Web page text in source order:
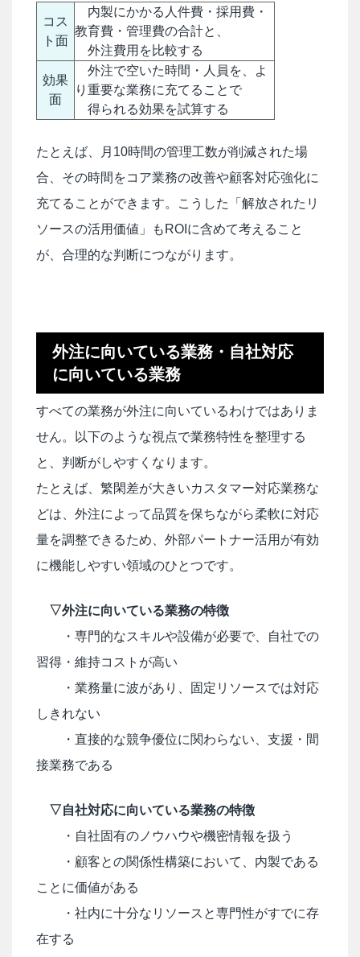
コス
ト面
内製にかかる人件費・採用費・
教育費・管理費の合計と、
外注費用を比較する
効果
面
外注で空いた時間・人員を、よ
り重要な業務に充てることで
得られる効果を試算する
たとえば、月10時間の管理工数が削減された場
合、その時間をコア業務の改善や顧客対応強化に
充てることができます。こうした「解放されたリ
ソースの活用価値」もROIに含めて考えること
が、合理的な判断につながります。
外注に向いている業務・自社対応
に向いている業務
すべての業務が外注に向いているわけではありま
せん。以下のような視点で業務特性を整理する
と、判断がしやすくなります。
たとえば、繁閑差が大きいカスタマー対応業務な
どは、外注によって品質を保ちながら柔軟に対応
量を調整できるため、外部パートナー活用が有効
に機能しやすい領域のひとつです。
▽外注に向いている業務の特徴
・専門的なスキルや設備が必要で、自社での
習得・維持コストが高い
・業務量に波があり、固定リソースでは対応
しきれない
・直接的な競争優位に関わらない、支援・間
接業務である
▽自社対応に向いている業務の特徴
・自社固有のノウハウや機密情報を扱う
・顧客との関係性構築において、内製である
ことに価値がある
・社内に十分なリソースと専門性がすでに存
在する